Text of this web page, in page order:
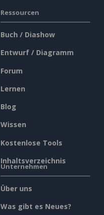
Ressourcen
Buch / Diashow
Entwurf / Diagramm
Forum
Lernen
Blog
Wissen
Kostenlose Tools
Inhaltsverzeichnis
Unternehmen
Über uns
Was gibt es Neues?